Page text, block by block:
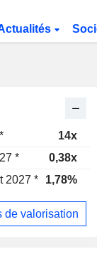
14x
* 0,38x
2027 * 1,78%
de valorisation